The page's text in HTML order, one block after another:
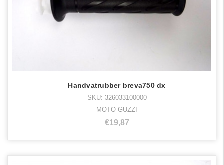
Handvatrubber breva750 dx
SKU: 326033100000
MOTO GUZZI
€19,87